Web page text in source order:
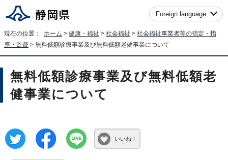
Foreign language
現在の位置： ホーム > 健康・福祉 > 社会福祉 > 社会福祉事業者等の指定・指
導・監督 > 無料低額診療事業及び無料低額老健事業について
無料低額診療事業及び無料低額老
健事業について
いいね！